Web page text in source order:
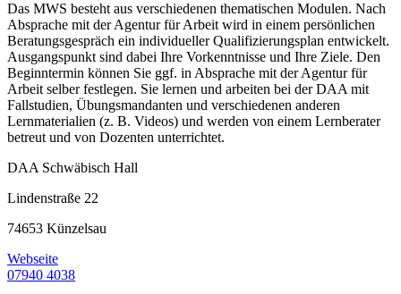
Das MWS besteht aus verschiedenen thematischen Modulen. Nach
Absprache mit der Agentur für Arbeit wird in einem persönlichen
Beratungsgespräch ein individueller Qualifizierungsplan entwickelt.
Ausgangspunkt sind dabei Ihre Vorkenntnisse und Ihre Ziele. Den
Beginntermin können Sie ggf. in Absprache mit der Agentur für
Arbeit selber festlegen. Sie lernen und arbeiten bei der DAA mit
Fallstudien, Übungsmandanten und verschiedenen anderen
Lernmaterialien (z. B. Videos) und werden von einem Lernberater
betreut und von Dozenten unterrichtet.
DAA Schwäbisch Hall
Lindenstraße 22
74653 Künzelsau
Webseite
07940 4038